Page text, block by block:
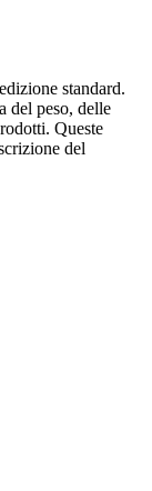
standard.
del peso, delle
Queste
del